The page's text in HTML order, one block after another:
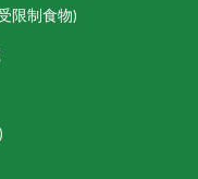
限制食物)